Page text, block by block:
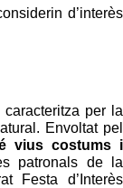
d’interès
caracteritza per la
Envoltat pel
vius costums i
patronals de la
Festa d’Interès